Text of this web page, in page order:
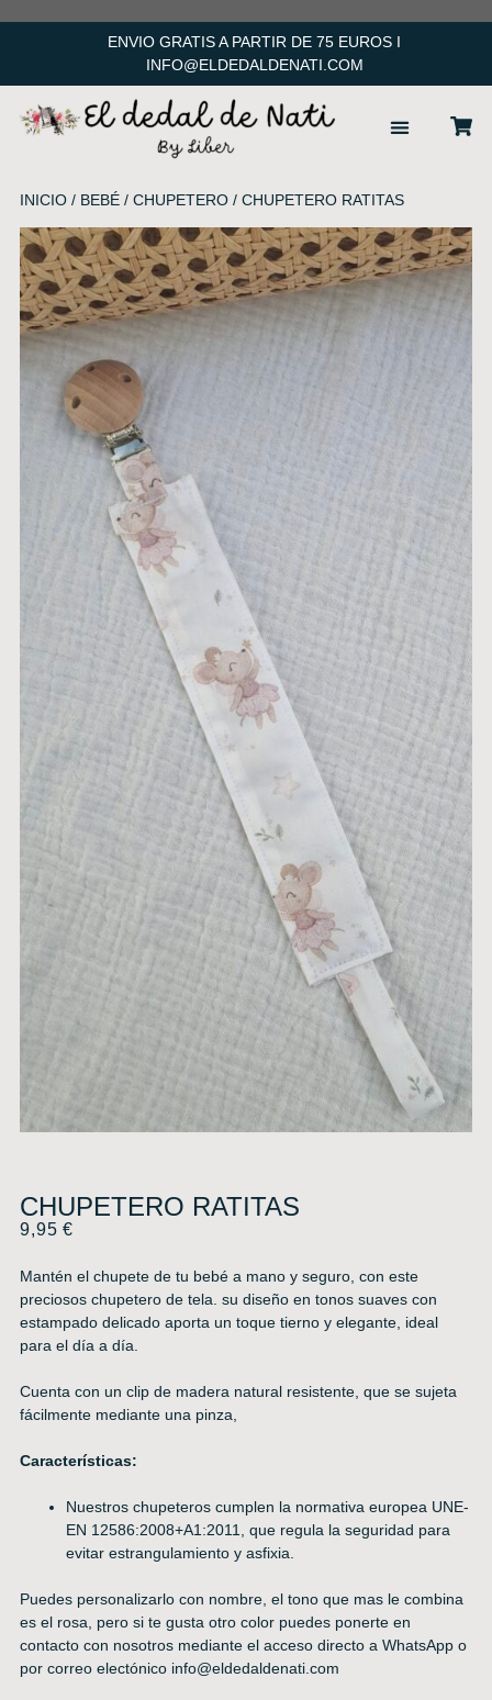
ENVIO GRATIS A PARTIR DE 75 EUROS I
INFO@ELDEDALDENATI.COM
INICIO/ BEBÉ/ CHUPETERO/ CHUPETERO RATITAS
CHUPETERO RATITAS
9,95€
Mantén el chupete de tu bebé a mano y seguro, con este
preciosos chupetero de tela. su diseño en tonos suaves con
estampado delicado aporta un toque tierno y elegante, ideal
para el día a día.
Cuenta con un clip de madera natural resistente, que se sujeta
fácilmente mediante una pinza,
Características:
Nuestros chupeteros cumplen la normativa europea UNE-
EN 12586:2008+A1:2011, que regula la seguridad para
evitar estrangulamiento y asfixia.
Puedes personalizarlo con nombre, el tono que mas le combina
es el rosa, pero si te gusta otro color puedes ponerte en
contacto con nosotros mediante el acceso directo a WhatsApp o
por correo electónico info@eldedaldenati.com